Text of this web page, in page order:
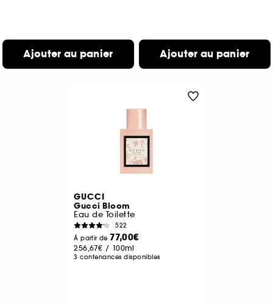
Ajouter au panier Ajouter au panier
GUCCI
Gucci Bloom
Eau de Toilette
522
À partir de 77,00€
256,67€ / 100ml
3 contenances disponibles